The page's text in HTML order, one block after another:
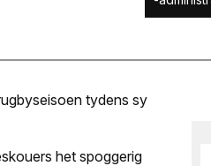
tydens sy
het spoggerig